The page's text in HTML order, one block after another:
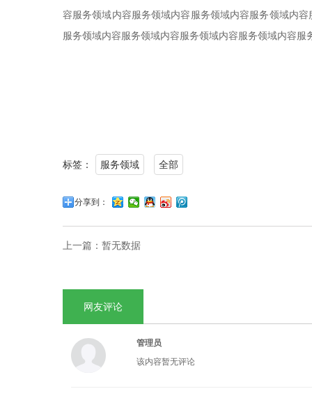
容服务领域内容服务领域内容服务领域内容服务领域内
服务领域内容服务领域内容服务领域内容服务领域内容
标签： 服务领域 全部
分享到：
上一篇： 暂无数据
网友评论
管理员
该内容暂无评论